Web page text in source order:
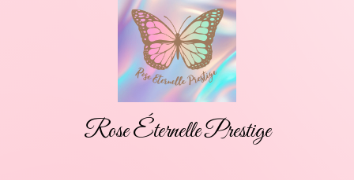
Rose Éternelle Prestige